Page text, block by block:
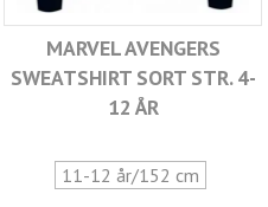
MARVEL AVENGERS
SWEATSHIRT SORT STR. 4-
12 ÅR
11-12 år/152 cm